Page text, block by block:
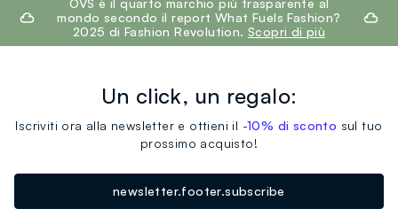
mondo secondo il report What Fuels Fashion?
2025 di Fashion Revolution. Scopri di più
Un click, un regalo:
Iscriviti ora alla newsletter e ottieni il -10% di sconto sul tuo
prossimo acquisto!
newsletter.footer.subscribe